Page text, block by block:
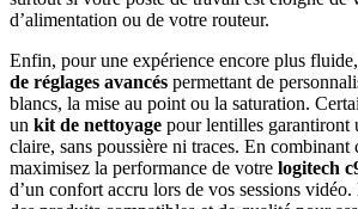
d’alimentation ou de votre routeur.
Enfin, pour une expérience encore plus
de réglages avancés permettant de
blancs, la mise au point ou la saturation.
un kit de nettoyage pour lentilles garantiront
claire, sans poussière ni traces. En combinant
maximisez la performance de votre logitech
d’un confort accru lors de vos sessions vidéo.